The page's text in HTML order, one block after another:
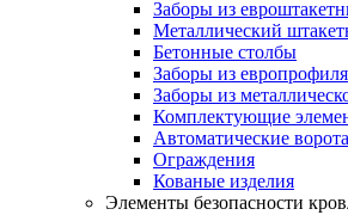
Заборы из
Металлический
Бетонные столбы
Заборы из европрофиля
Заборы из
Комплектующие
Автоматические ворота
Ограждения
Кованые изделия
Элементы безопасности